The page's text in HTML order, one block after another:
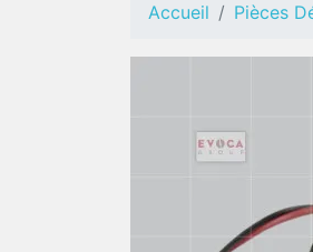
Accueil Pièces